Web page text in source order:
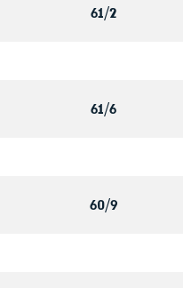
61/2
61/6
60/9